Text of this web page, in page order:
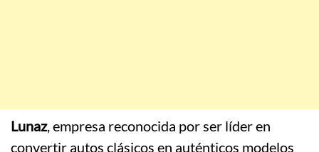
Lunaz, empresa reconocida por ser líder en
convertir autos clásicos en auténticos modelos